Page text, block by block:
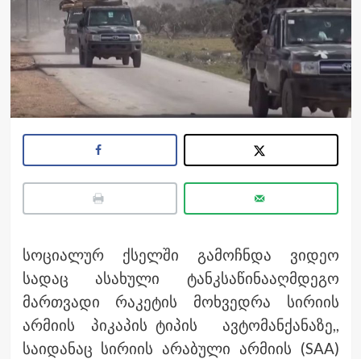
სოციალურ ქსელში გამოჩნდა ვიდეო
სადაც ასახული ტანკსაწინააღმდეგო
მართვადი რაკეტის მოხვედრა სირიის
არმიის პიკაპის ტიპის ავტომანქანაზე,,
საიდანაც სირიის არაბული არმიის (SAA)